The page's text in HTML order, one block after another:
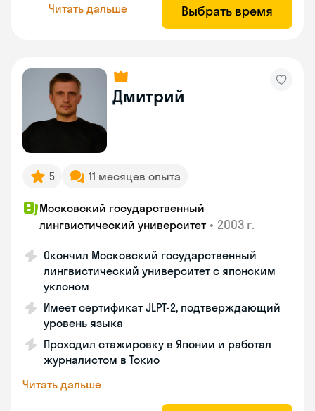
Читать дальше Выбрать время
Дмитрий
5 11 месяцев опыта
Московский государственный
лингвистический университет • 2003 г.
Окончил Московский государственный
лингвистический университет с японским
уклоном
Имеет сертификат JLPT-2, подтверждающий
уровень языка
Проходил стажировку в Японии и работал
журналистом в Токио
Читать дальше